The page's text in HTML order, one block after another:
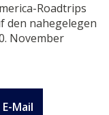
Roadtrips
den nahegelegen
November
E-Mail